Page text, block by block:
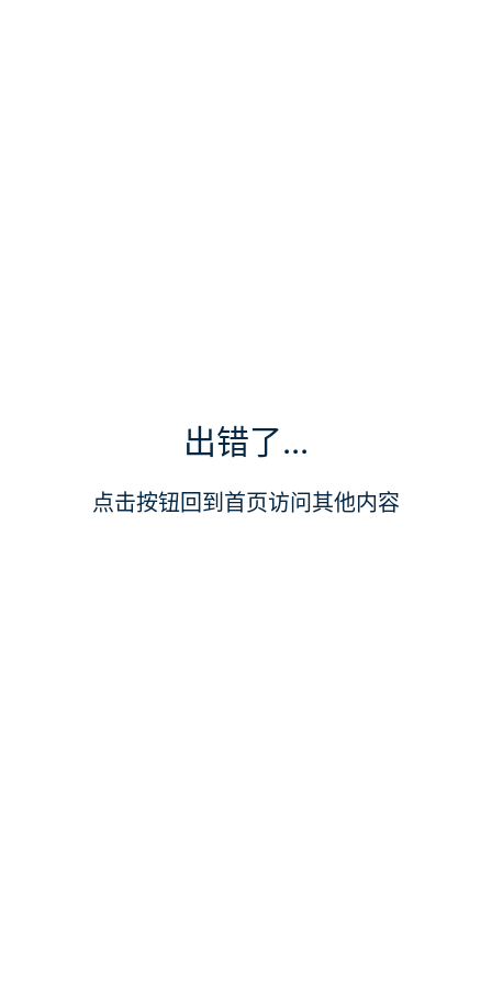
出错了...
点击按钮回到首页访问其他内容